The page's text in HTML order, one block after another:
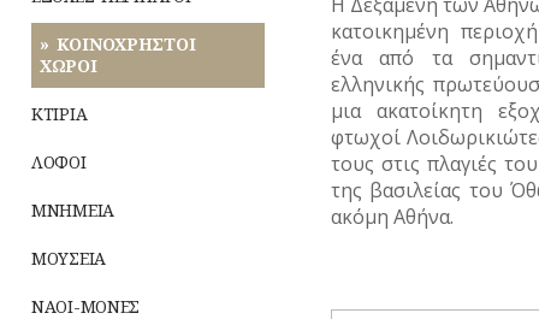
ΠΛΑΤΕΙΕΣ
ΠΛΗΘΥΣΜΟΣ
ΠΟΛΕΟΔΟΜΙΑ
ΠΟΤΑΜΟΙ
ΤΗΛΕΟΡΑΣΗ
ΦΩΤΟΓΡΑΦΙΑ
ΧΟΡΟΣ
Παροιμίες
Αινίγματα
ΚΟΙΝΟΧΡΗΣΤΟΙ
ΧΩΡΟΙ
ΚΤΙΡΙΑ
ΛΟΦΟΙ
ΜΝΗΜΕΙΑ
ΜΟΥΣΕΙΑ
ΝΑΟΙ-ΜΟΝΕΣ
κατοικημένη
ένα από τα
ελληνικής
μια ακατοίκητη
φτωχοί
τους στις πλαγιές
της βασιλείας του
ακόμη Αθήνα.